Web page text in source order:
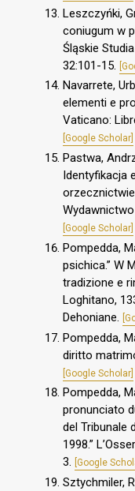
Leszczyńki,
coniugum w
Śląskie
32:101-15.
Navarrete,
elementi e
Vaticano:
[Google Scholar]
Pastwa,
Identyfikacja
[Google Scholar]
Pompedda,
psichica.” W
tradizione e
Loghitano,
Dehoniane.
Pompedda,
diritto
[Google Scholar]
Pompedda,
pronunciato
del Tribunale
1998.”
3. [Google
Sztychmiler,